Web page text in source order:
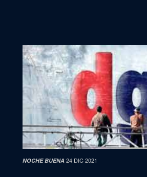
NOCHE BUENA 24 DIC 2021